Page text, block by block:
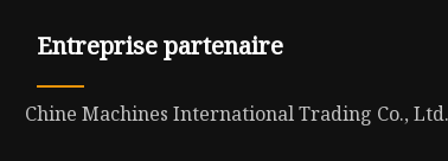
Entreprise partenaire
Chine Machines International Trading Co.,